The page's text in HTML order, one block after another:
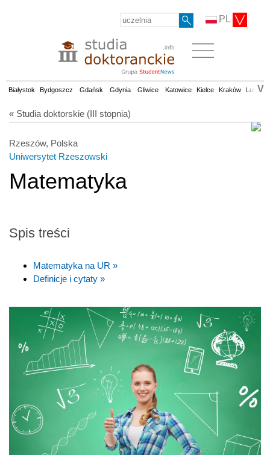
PL
Białystok Bydgoszcz Gdańsk Gdynia Gliwice Katowice Kielce Kraków Lublin
V
« Studia doktorskie (III stopnia)
Rzeszów, Polska
Uniwersytet Rzeszowski
Matematyka
Spis treści
Matematyka na UR »
Definicje i cytaty »